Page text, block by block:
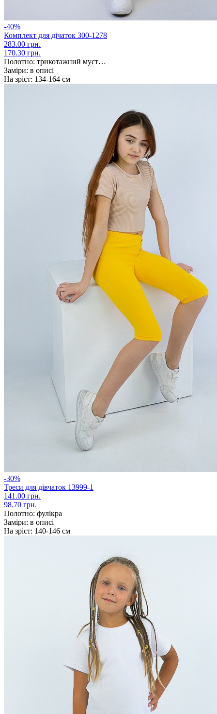
-40%
Комплект для дічаток 300-1278
283.00 грн.
170.30 грн.
Полотно: трикотажний муст…
Заміри: в описі
На зріст: 134-164 см
-30%
Треси для дівчаток 13999-1
141.00 грн.
98.70 грн.
Полотно: фулікра
Заміри: в описі
На зріст: 140-146 см